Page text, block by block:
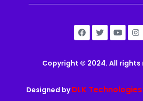
Copyright © 2024. All rights
Designed byDLK